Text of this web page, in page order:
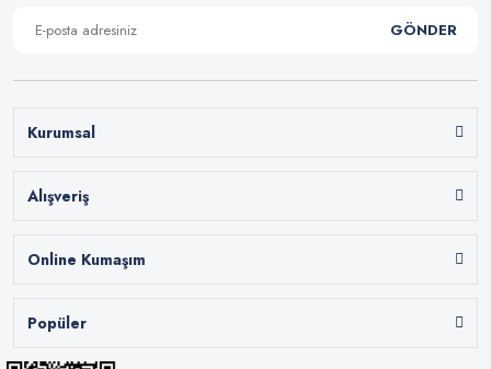
GÖNDER
Kurumsal
Alışveriş
Online Kumaşım
Popüler